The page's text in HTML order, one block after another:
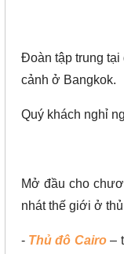
Đoàn tập trung tại
cảnh ở Bangkok.
Quý khách nghỉ
Mở đầu cho
nhát thế giới ở
- Thủ đô Cairo–